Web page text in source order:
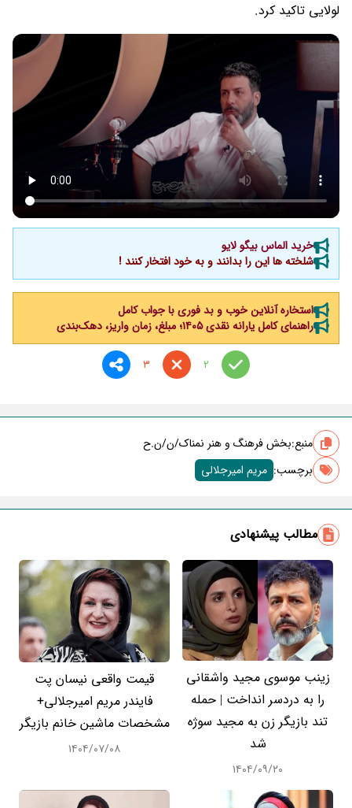
لولایی تاکید کرد.
خرید الماس بیگو لایو
شلخته ها این را بدانند و به خود افتخار کنند !
استخاره آنلاین خوب و بد فوری با جواب کامل
راهنمای کامل یارانه نقدی ۱۴۰۵؛ مبلغ، زمان واریز، دهک‌بندی
2
3
منبع:بخش فرهنگ و هنر نمناک/ن/ن.ح
برچسب‌: مریم امیرجلالی
مطالب پیشنهادی
زینب موسوی مجید واشقانی
را به دردسر انداخت | حمله
تند بازیگر زن به مجید سوژه
شد
۱۴۰۴/۰۹/۲۰
قیمت واقعی نیسان پت
فایندر مریم امیرجلالی+
مشخصات ماشین خانم بازیگر
۱۴۰۴/۰۷/۰۸